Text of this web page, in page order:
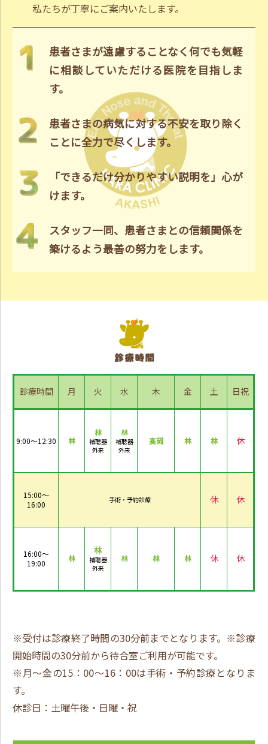
私たちが丁寧にご案内いたします。
患者さまが遠慮することなく何でも気軽
に相談していただける医院を目指しま
す。
患者さまの病気に対する不安を取り除く
ことに全力で尽くします。
「できるだけ分かりやすい説明を」心が
けます。
スタッフ一同、患者さまとの信頼関係を
築けるよう最善の努力をします。
診療時間 月 火 水 木 金 土 日祝
9:00～12:30 林
林
補聴器
外来
林
補聴器
外来
髙岡 林 林 休
15:00～
16:00
手術・予約診療 休 休
16:00～
19:00
林
林
補聴器
外来
林 林 林 休 休
※受付は診療終了時間の30分前までとなります。※診療
開始時間の30分前から待合室ご利用が可能です。
※月～金の15：00～16：00は手術・予約診療となりま
す。
休診日：土曜午後・日曜・祝